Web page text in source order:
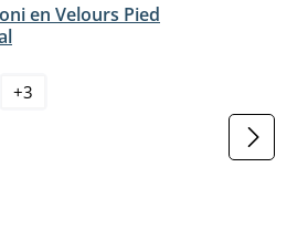
en Velours Pied
disponible pour le moment.)
option n'est pas disponible pour le
+3